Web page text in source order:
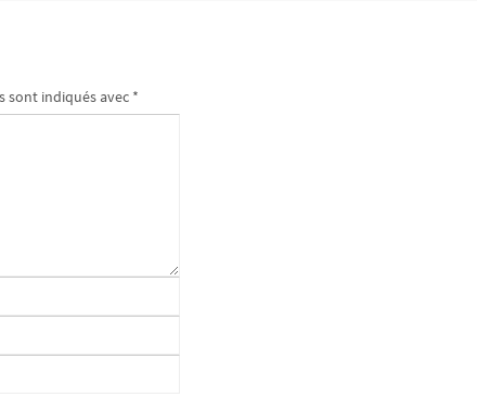
sont indiqués avec *